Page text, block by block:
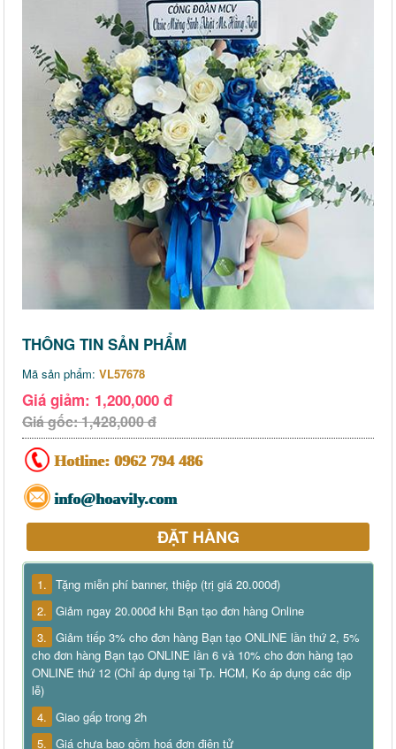
THÔNG TIN SẢN PHẨM
Mã sản phẩm: VL57678
Giá giảm: 1,200,000 đ
Giá gốc: 1,428,000 đ
Hotline: 0962 794 486
info@hoavily.com
ĐẶT HÀNG
1. Tặng miễn phí banner, thiệp (trị giá 20.000đ)
2. Giảm ngay 20.000đ khi Bạn tạo đơn hàng Online
3. Giảm tiếp 3% cho đơn hàng Bạn tạo ONLINE lần thứ 2, 5%
cho đơn hàng Bạn tạo ONLINE lần 6 và 10% cho đơn hàng tạo
ONLINE thứ 12 (Chỉ áp dụng tại Tp. HCM, Ko áp dụng các dịp
lễ)
4. Giao gấp trong 2h
5. Giá chưa bao gồm hoá đơn điện tử